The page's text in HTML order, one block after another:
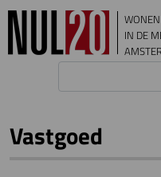
Overslaan en naar de inhoud gaan
IN DE
Vastgoed